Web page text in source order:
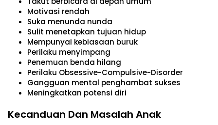
Motivasi rendah
Suka menunda nunda
Sulit menetapkan tujuan hidup
Mempunyai kebiasaan buruk
Perilaku menyimpang
Penemuan benda hilang
Perilaku Obsessive-Compulsive-Disorder
Gangguan mental penghambat sukses
Meningkatkan potensi diri
Kecanduan Dan Masalah Anak